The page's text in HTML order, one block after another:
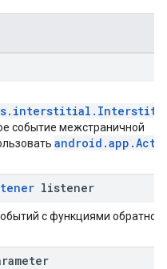
событие межстраничной
listener
с функциями обратного